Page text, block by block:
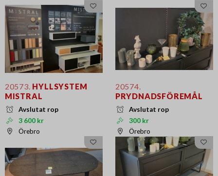
20573. HYLLSYSTEM
MISTRAL
Avslutat rop
3 600 kr
Örebro
20574.
PRYDNADSFÖREMÅL
Avslutat rop
300 kr
Örebro